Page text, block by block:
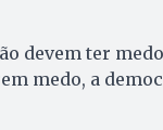
devem ter
medo, a